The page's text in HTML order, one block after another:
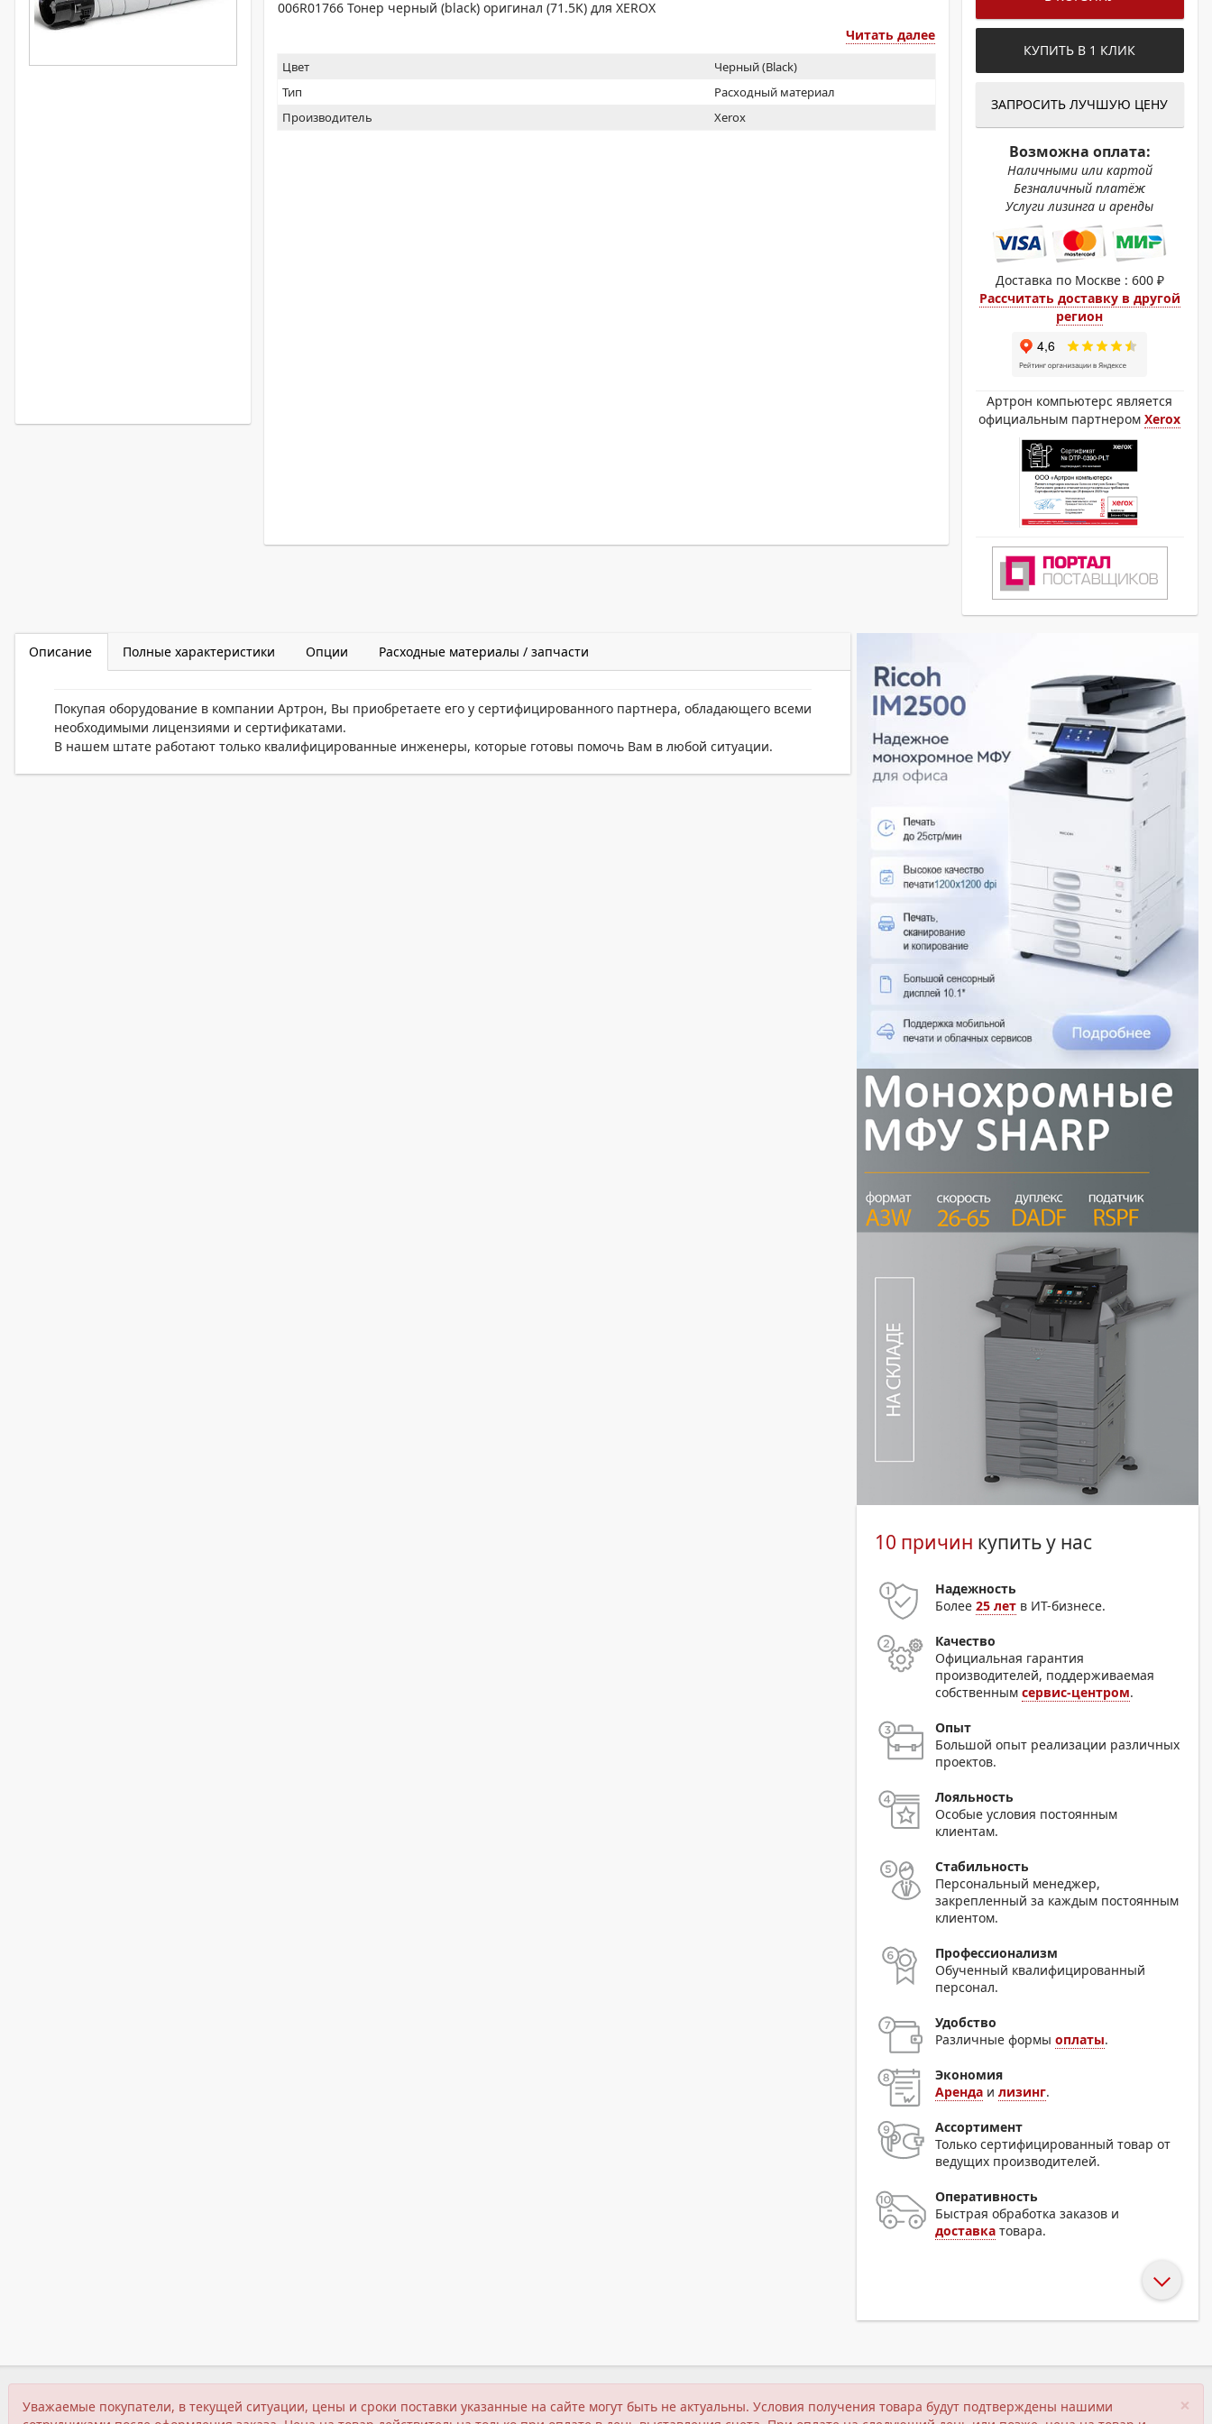
006R01766 Тонер черный (black) оригинал (71.5K) для XEROX
Читать далее
Цвет
Черный (Black)
Тип
Расходный материал
Производитель
Xerox
КУПИТЬ В 1 КЛИК
ЗАПРОСИТЬ ЛУЧШУЮ ЦЕНУ
Возможна оплата:
Наличными или картой
Безналичный платёж
Услуги лизинга и аренды
Доставка по Москве : 600 ₽
Рассчитать доставку в другой
регион
Артрон компьютерс является
официальным партнеромXerox
Описание Полные характеристики Опции Расходные материалы / запчасти
Покупая оборудование в компании Артрон, Вы приобретаете его у сертифицированного партнера, обладающего всеми
необходимыми лицензиями и сертификатами.
В нашем штате работают только квалифицированные инженеры, которые готовы помочь Вам в любой ситуации.
10 причин купить у нас
Надежность
Более25 лет в ИТ-бизнесе.
Качество
Официальная гарантия
производителей, поддерживаемая
собственнымсервис-центром.
Опыт
Большой опыт реализации различных
проектов.
Лояльность
Особые условия постоянным
клиентам.
Стабильность
Персональный менеджер,
закрепленный за каждым постоянным
клиентом.
Профессионализм
Обученный квалифицированный
персонал.
Удобство
Различные формыоплаты.
Экономия
Аренда илизинг.
Ассортимент
Только сертифицированный товар от
ведущих производителей.
Оперативность
Быстрая обработка заказов и
доставка товара.
×
Уважаемые покупатели, в текущей ситуации, цены и сроки поставки указанные на сайте могут быть не актуальны. Условия получения товара будут подтверждены нашими